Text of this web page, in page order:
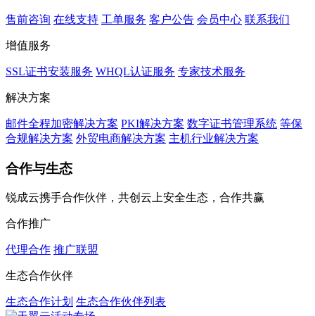
售前咨询 在线支持 工单服务 客户公告 会员中心 联系我们
增值服务
SSL证书安装服务 WHQL认证服务 专家技术服务
解决方案
邮件全程加密解决方案 PKI解决方案 数字证书管理系统 等保
合规解决方案 外贸电商解决方案 主机行业解决方案
合作与生态
锐成云携手合作伙伴，共创云上安全生态，合作共赢
合作推广
代理合作 推广联盟
生态合作伙伴
生态合作计划 生态合作伙伴列表